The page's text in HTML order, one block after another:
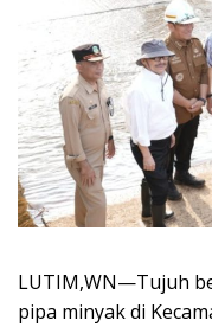
LUTIM,WN—Tujuh
pipa minyak di